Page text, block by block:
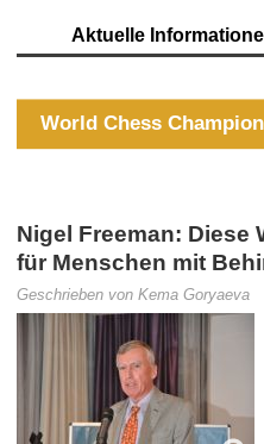
Aktuelle
World Chess
Nigel Freeman:
für Menschen mit
Geschrieben von Kema Goryaeva